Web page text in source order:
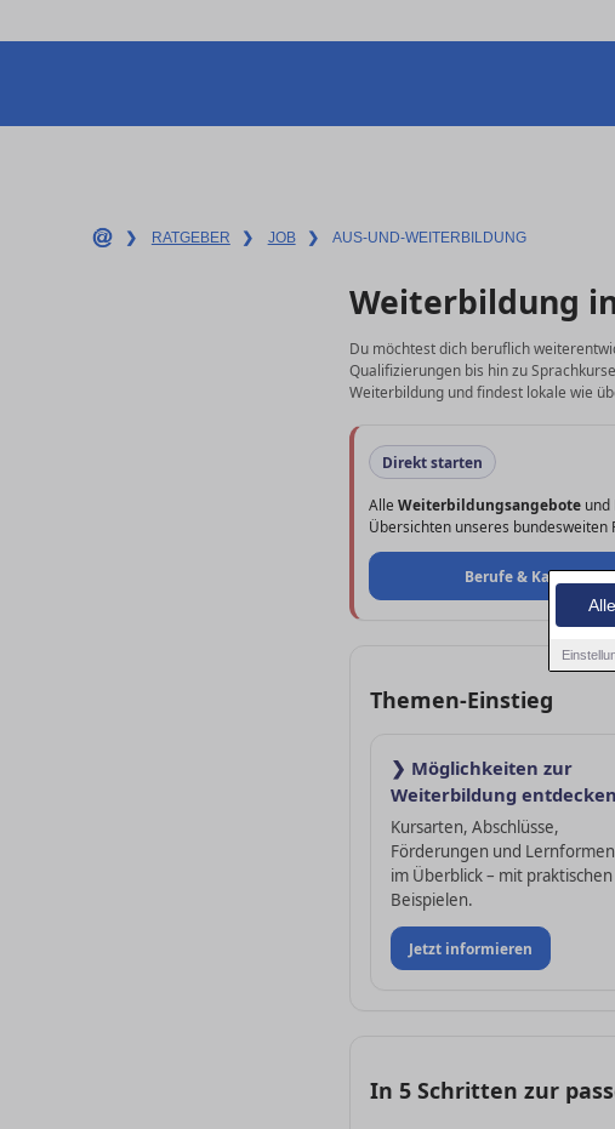
❯ RATGEBER ❯ JOB ❯ AUS-UND-WEITERBILDUNG
Weiterbildung
Du möchtest dich beruflich
Qualifizierungen bis hin zu
Weiterbildung und findest lokale wie
Direkt starten
Alle Weiterbildungsangebote und
Übersichten unseres bundesweiten
Berufe &
Themen-Einstieg
❯ Möglichkeiten zur
Weiterbildung entdecken
Kursarten, Abschlüsse,
Förderungen und Lernformen
im Überblick – mit praktischen
Beispielen.
Jetzt informieren
In 5 Schritten zur